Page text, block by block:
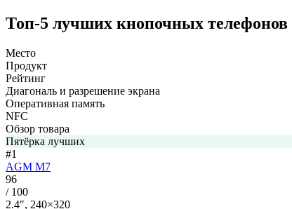
Топ-5 лучших кнопочных
Место
Продукт
Рейтинг
Диагональ и разрешение экрана
Оперативная память
NFC
Обзор товара
Пятёрка лучших
#1
AGM M7
96
/ 100
2.4″, 240×320